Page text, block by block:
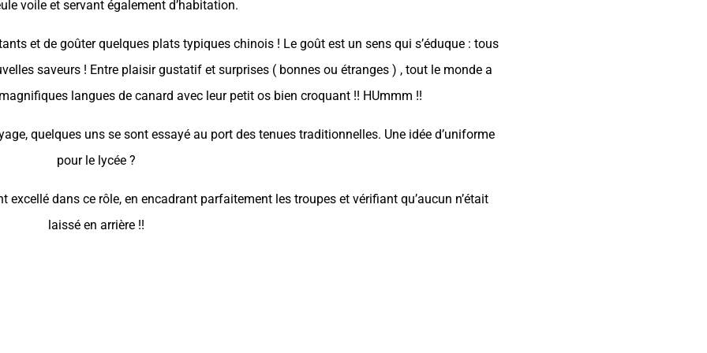
voile et servant également d’habitation.
et de goûter quelques plats typiques chinois ! Le goût est un sens qui s’éduque : tous
saveurs ! Entre plaisir gustatif et surprises ( bonnes ou étranges ) , tout le monde a
langues de canard avec leur petit os bien croquant !! HUmmm !!
quelques uns se sont essayé au port des tenues traditionnelles. Une idée d’uniforme
pour le lycée ?
dans ce rôle, en encadrant parfaitement les troupes et vérifiant qu’aucun n’était
laissé en arrière !!